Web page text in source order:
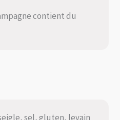
contient du
sel, gluten, levain